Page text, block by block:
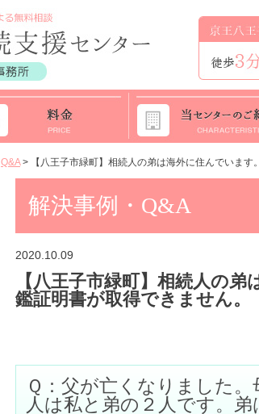
Q&A> 【八王子市緑町】相続人の弟は海外に住んでいま
解決事例・Q&A
2020.10.09
【八王子市緑町】相続人の
鑑証明書が取得できません。
Ｑ：父が亡くなりました
人は私と弟の２人です。